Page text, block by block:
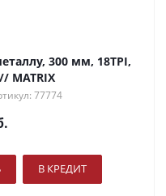
300 мм, 18TPI,
MATRIX
77774
В КРЕДИТ